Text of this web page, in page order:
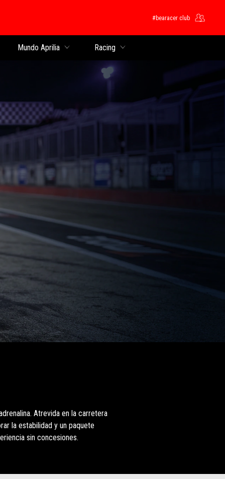
#bearacer club
Mundo Aprilia Racing
Atrevida en la carretera
la estabilidad y un paquete
sin concesiones.